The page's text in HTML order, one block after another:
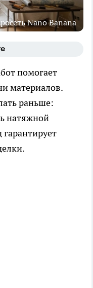
Nano Banana
помогает
материалов.
раньше:
натяжной